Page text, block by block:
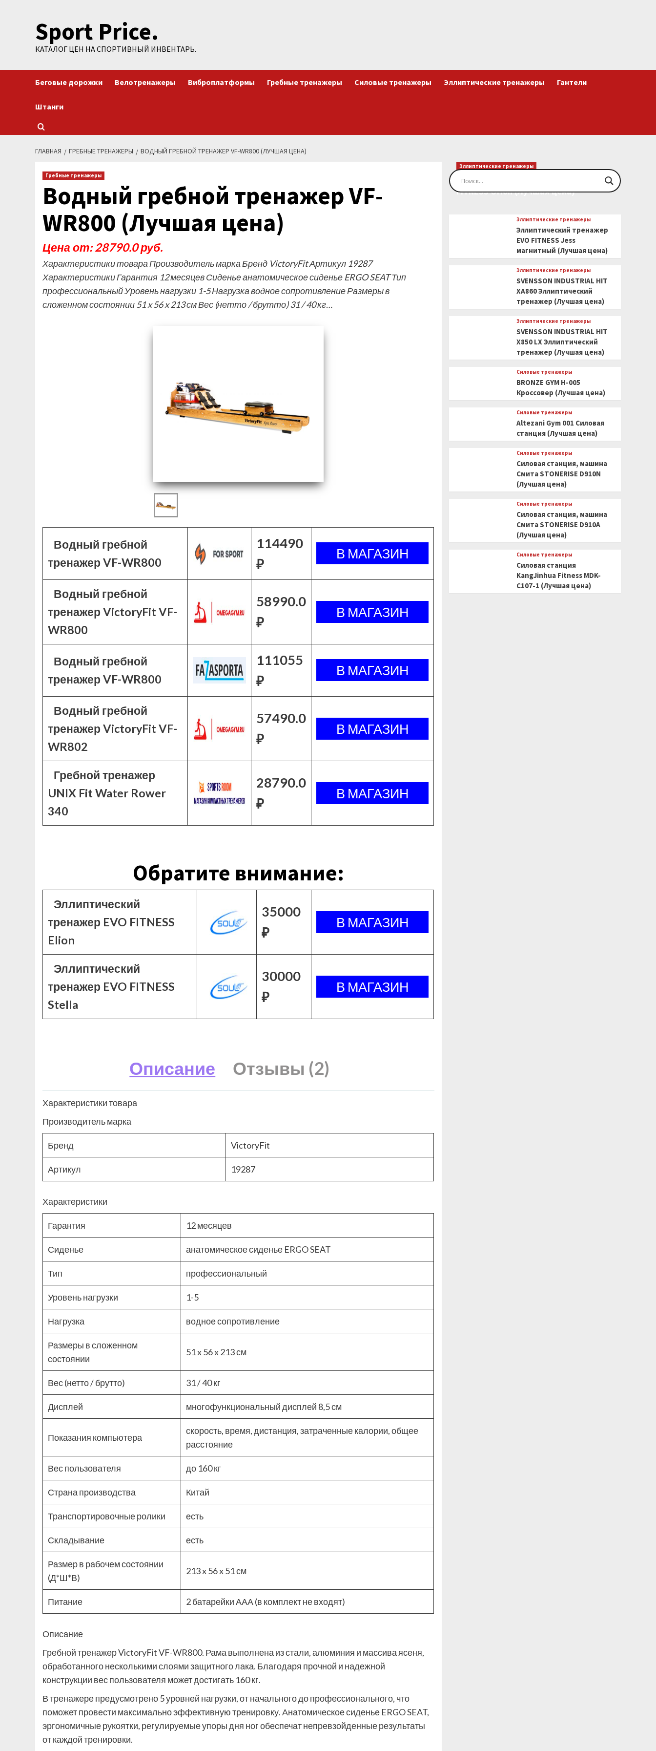
содержимомуSport Price.
КАТАЛОГ ЦЕН НА СПОРТИВНЫЙ ИНВЕНТАРЬ.
Беговые дорожки Велотренажеры Виброплатформы Гребные тренажеры Силовые тренажеры Эллиптические тренажеры Гантели
Штанги
ГЛАВНАЯ ГРЕБНЫЕ ТРЕНАЖЕРЫ ВОДНЫЙ ГРЕБНОЙ ТРЕНАЖЕР VF-WR800 (ЛУЧШАЯ ЦЕНА)
Гребные тренажеры
Водный гребной тренажер VF-
WR800 (Лучшая цена)
Цена от: 28790.0 руб.
Характеристики товара Производитель марка Бренд VictoryFit Артикул 19287
Характеристики Гарантия 12 месяцев Сиденье анатомическое сиденье ERGO SEAT Тип
профессиональный Уровень нагрузки 1-5 Нагрузка водное сопротивление Размеры в
сложенном состоянии 51 x 56 x 213 см Вес (нетто / брутто) 31 / 40 кг…
Водный гребной
тренажер VF-WR800
114490
₽
Водный гребной
тренажер VictoryFit VF-
WR800
58990.0
₽
Водный гребной
тренажер VF-WR800
111055
₽
Водный гребной
тренажер VictoryFit VF-
WR802
57490.0
₽
Гребной тренажер
UNIX Fit Water Rower
340
28790.0
₽
Обратите внимание:
Эллиптический
тренажер EVO FITNESS
Elion
35000
₽
Эллиптический
тренажер EVO FITNESS
Stella
30000
₽
Описание Отзывы (2)
Характеристики товара
Производитель марка
Бренд VictoryFit
Артикул 19287
Характеристики
Гарантия 12 месяцев
Сиденье анатомическое сиденье ERGO SEAT
Тип профессиональный
Уровень нагрузки 1-5
Нагрузка водное сопротивление
Размеры в сложенном
состоянии
51 x 56 x 213 см
Вес (нетто / брутто) 31 / 40 кг
Дисплей многофункциональный дисплей 8,5 см
Показания компьютера
скорость, время, дистанция, затраченные калории, общее
расстояние
Вес пользователя до 160 кг
Страна производства Китай
Транспортировочные ролики есть
Складывание есть
Размер в рабочем состоянии
(Д*Ш*В)
213 x 56 x 51 см
Питание 2 батарейки ААА (в комплект не входят)
Описание
Гребной тренажер VictoryFit VF-WR800. Рама выполнена из стали, алюминия и массива ясеня,
обработанного несколькими слоями защитного лака. Благодаря прочной и надежной
конструкции вес пользователя может достигать 160 кг.
В тренажере предусмотрено 5 уровней нагрузки, от начального до профессионального, что
поможет провести максимально эффективную тренировку. Анатомическое сиденье ERGO SEAT,
эргономичные рукоятки, регулируемые упоры дня ног обеспечат непревзойденные результаты
от каждой тренировки.
Эллиптические тренажеры
Эллиптический тренажер EVO
FITNESS Orion (Лучшая цена)
Эллиптические тренажеры
Эллиптический тренажер
EVO FITNESS Jess
магнитный (Лучшая цена)
Эллиптические тренажеры
SVENSSON INDUSTRIAL HIT
XA860 Эллиптический
тренажер (Лучшая цена)
Эллиптические тренажеры
SVENSSON INDUSTRIAL HIT
X850 LX Эллиптический
тренажер (Лучшая цена)
Силовые тренажеры
BRONZE GYM H-005
Кроссовер (Лучшая цена)
Силовые тренажеры
Altezani Gym 001 Силовая
станция (Лучшая цена)
Силовые тренажеры
Силовая станция, машина
Смита STONERISE D910N
(Лучшая цена)
Силовые тренажеры
Силовая станция, машина
Смита STONERISE D910A
(Лучшая цена)
Силовые тренажеры
Силовая станция
KangJinhua Fitness MDK-
C107-1 (Лучшая цена)